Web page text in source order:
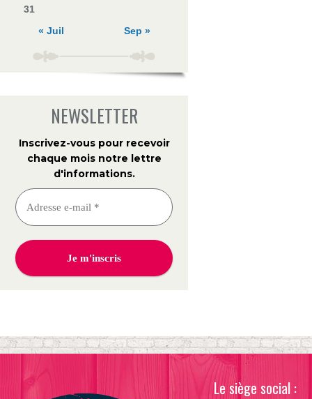
31
« Juil
Sep »
NEWSLETTER
Inscrivez-vous pour recevoir
chaque mois notre lettre
d'informations.
Le siège social :